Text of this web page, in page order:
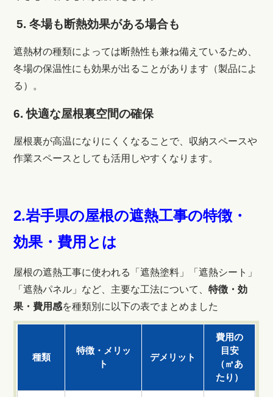
5. 冬場も断熱効果がある場合も
遮熱材の種類によっては断熱性も兼ね備えているため、
冬場の保温性にも効果が出ることがあります（製品によ
る）。
6. 快適な屋根裏空間の確保
屋根裏が高温になりにくくなることで、収納スペースや
作業スペースとしても活用しやすくなります。
2.岩手県の屋根の遮熱工事の特徴・
効果・費用とは
屋根の遮熱工事に使われる「遮熱塗料」「遮熱シート」
「遮熱パネル」など、主要な工法について、特徴・効
果・費用感を種類別に以下の表でまとめました
種類
特徴・メリッ
ト
デメリット
費用の
目安
（㎡あ
たり）